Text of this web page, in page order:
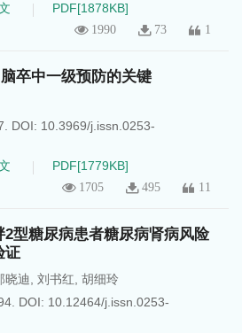
PDF[1878KB]
1990 73 1
卒中一级预防的关键
DOI: 10.3969/j.issn.0253-
PDF[1779KB]
1705 495 11
型糖尿病患者糖尿病肾病风险
证
晓迪 刘书红 胡细玲
DOI: 10.12464/j.issn.0253-